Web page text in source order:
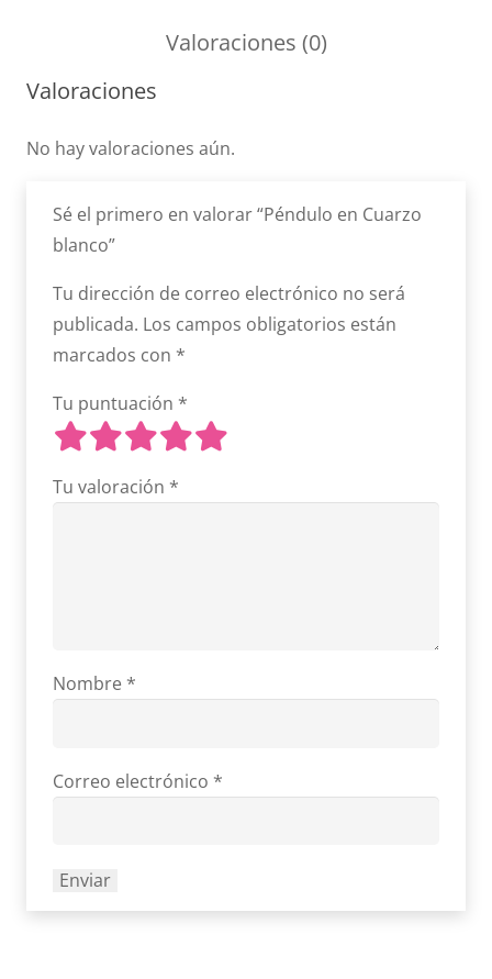
Valoraciones (0)
Valoraciones
No hay valoraciones aún.
Sé el primero en valorar “Péndulo en Cuarzo
blanco”
Tu dirección de correo electrónico no será
publicada. Los campos obligatorios están
marcados con *
Tu puntuación *
Tu valoración *
Nombre *
Correo electrónico *